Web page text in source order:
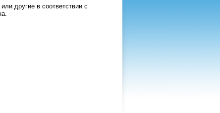
или другие в соответствии с